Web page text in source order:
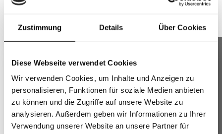
Zustimmung Details Über Cookies
Diese Webseite verwendet Cookies
Wir verwenden Cookies, um Inhalte und Anzeigen zu
personalisieren, Funktionen für soziale Medien anbieten
zu können und die Zugriffe auf unsere Website zu
analysieren. Außerdem geben wir Informationen zu Ihrer
Verwendung unserer Website an unsere Partner für
PopUp
GREIFF FLOW
Moderne Business- und Casualkleidung für Teams –
bequem, hochwertig und professionell.
Anschrift
AWK GmbH & Co. KG
Stuttgarter Str. 112